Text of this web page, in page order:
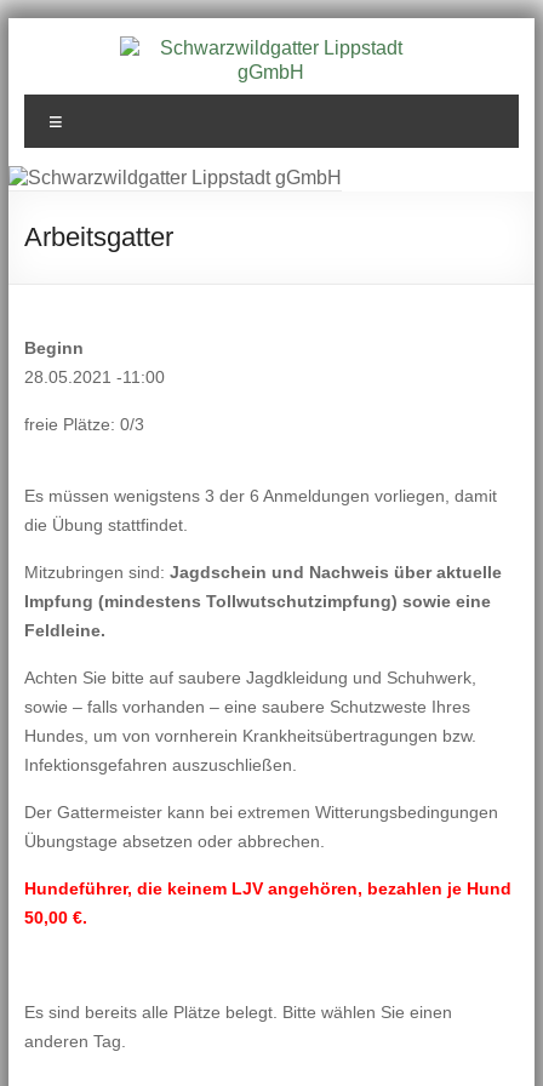
Schwarzwildgatter
Lippstadt gGmbH
Arbeitsgatter
Beginn
28.05.2021 -11:00
freie Plätze: 0/3
Es müssen wenigstens 3 der 6 Anmeldungen vorliegen, damit
die Übung stattfindet.
Mitzubringen sind: Jagdschein und Nachweis über aktuelle
Impfung (mindestens Tollwutschutzimpfung) sowie eine
Feldleine.
Achten Sie bitte auf saubere Jagdkleidung und Schuhwerk,
sowie – falls vorhanden – eine saubere Schutzweste Ihres
Hundes, um von vornherein Krankheitsübertragungen bzw.
Infektionsgefahren auszuschließen.
Der Gattermeister kann bei extremen Witterungsbedingungen
Übungstage absetzen oder abbrechen.
Hundeführer, die keinem LJV angehören, bezahlen je Hund
50,00 €.
Es sind bereits alle Plätze belegt. Bitte wählen Sie einen
anderen Tag.